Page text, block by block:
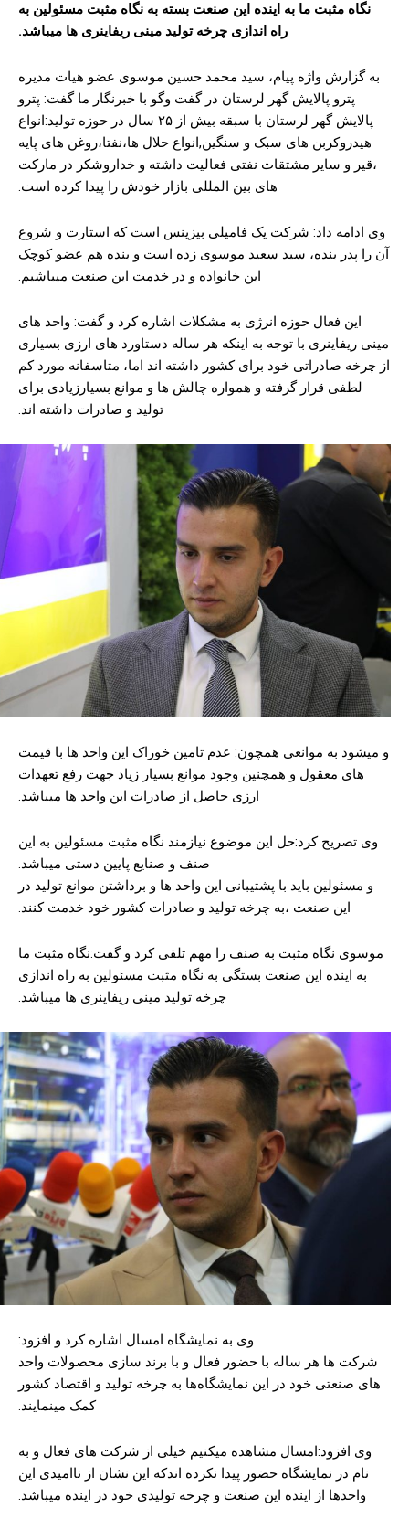
نگاه مثبت ما به اینده این صنعت بسته به نگاه مثبت مسئولین به
راه اندازی چرخه تولید مینی ریفاینری ها میباشد.
به گزارش واژه پیام، سید محمد حسین موسوی عضو هیات مدیره
پترو پالایش گهر لرستان در گفت وگو با خبرنگار ما گفت: پترو
پالایش گهر لرستان با سبقه بیش از ۲۵ سال در حوزه تولید:انواع
هیدروکربن های سبک و سنگین,انواع حلال ها،نفتا،روغن های پایه
،قیر و سایر مشتقات نفتی فعالیت داشته و خداروشکر در مارکت
های بین المللی بازار خودش را پیدا کرده است.
وی ادامه داد: شرکت یک فامیلی بیزینس است که استارت و شروع
آن را پدر بنده، سید سعید موسوی زده است و بنده هم عضو کوچک
این خانواده و در خدمت این صنعت میباشیم.
این فعال حوزه انرژی به مشکلات اشاره کرد و گفت: واحد های
مینی ریفاینری با توجه به اینکه هر ساله دستاورد های ارزی بسیاری
از چرخه صادراتی خود برای کشور داشته اند اما، متاسفانه مورد کم
لطفی قرار گرفته و همواره چالش ها و موانع بسیارزیادی برای
تولید و صادرات داشته اند.
و میشود به موانعی همچون: عدم تامین خوراک این واحد ها با قیمت
های معقول و همچنین وجود موانع بسیار زیاد جهت رفع تعهدات
ارزی حاصل از صادرات این واحد ها میباشد.
وی تصریح کرد:حل این موضوع نیازمند نگاه مثبت مسئولین به این
صنف و صنایع پایین دستی میباشد.
و مسئولین باید با پشتیبانی این واحد ها و برداشتن موانع تولید در
این صنعت ،به چرخه تولید و صادرات کشور خود خدمت کنند.
موسوی نگاه مثبت به صنف را مهم تلقی کرد و گفت:نگاه مثبت ما
به اینده این صنعت بستگی به نگاه مثبت مسئولین به راه اندازی
چرخه تولید مینی ریفاینری ها میباشد.
وی به نمایشگاه امسال اشاره کرد و افزود:
شرکت ها هر ساله با حضور فعال و با برند سازی محصولات واحد
های صنعتی خود در این نمایشگاه‌ها به چرخه تولید و اقتصاد کشور
کمک مینمایند.
وی افزود:امسال مشاهده میکنیم خیلی از شرکت های فعال و به
نام در نمایشگاه حضور پیدا نکرده اندکه این نشان از ناامیدی این
واحدها از اینده این صنعت و چرخه تولیدی خود در اینده میباشد.